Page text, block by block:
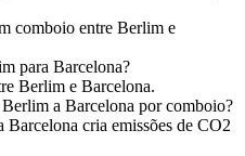
comboio entre Berlim e
para Barcelona?
Berlim e Barcelona.
a Barcelona por comboio?
cria emissões de CO2